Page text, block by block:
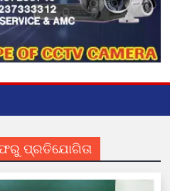
ପ୍ରତିଯୋଗିତା